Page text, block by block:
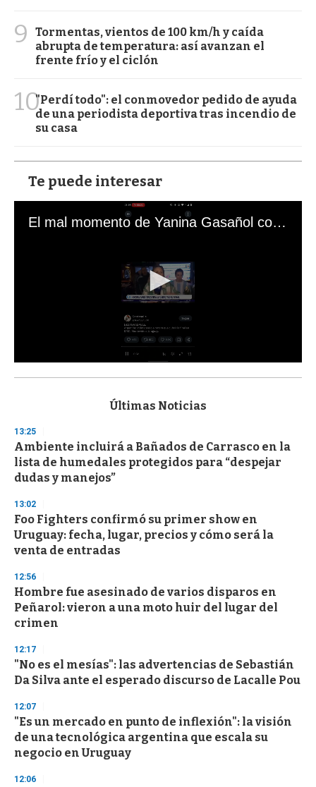
9
Tormentas, vientos de 100 km/h y caída
abrupta de temperatura: así avanzan el
frente frío y el ciclón
10"Perdí todo": el conmovedor pedido de ayuda
de una periodista deportiva tras incendio de
su casa
Te puede interesar
El mal momento de Yanina Gasañol con un hincha argentino en "Subrayado"
s
d
s
o
f
3
s
e
c
o
n
Últimas Noticias
13:25
Ambiente incluirá a Bañados de Carrasco en la
lista de humedales protegidos para “despejar
dudas y manejos”
13:02
Foo Fighters confirmó su primer show en
Uruguay: fecha, lugar, precios y cómo será la
venta de entradas
12:56
Hombre fue asesinado de varios disparos en
Peñarol: vieron a una moto huir del lugar del
crimen
12:17
"No es el mesías": las advertencias de Sebastián
Da Silva ante el esperado discurso de Lacalle Pou
12:07
"Es un mercado en punto de inflexión": la visión
de una tecnológica argentina que escala su
negocio en Uruguay
12:06